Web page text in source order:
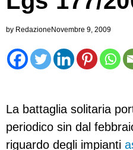
by Redazione Novembre 9, 2009
La battaglia solitaria
periodico sin dal
riguardo degli impianti